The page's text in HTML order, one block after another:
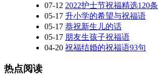
07-12 2022护士节祝福精选120条
05-17 升小学的希望与祝福语
05-17 恭祝新生儿的话
05-17 朋友生孩子祝福语
04-20 祝福结婚的祝福语93句
热点阅读